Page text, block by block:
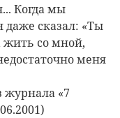
Когда мы
даже сказал: «Ты
жить со мной,
меня
журнала «7